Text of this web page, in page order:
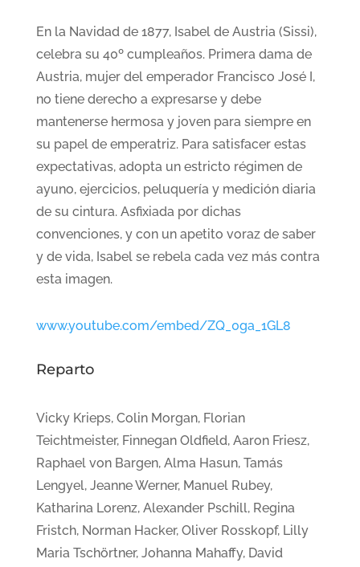
En la Navidad de 1877, Isabel de Austria (Sissi),
celebra su 40º cumpleaños. Primera dama de
Austria, mujer del emperador Francisco José I,
no tiene derecho a expresarse y debe
mantenerse hermosa y joven para siempre en
su papel de emperatriz. Para satisfacer estas
expectativas, adopta un estricto régimen de
ayuno, ejercicios, peluquería y medición diaria
de su cintura. Asfixiada por dichas
convenciones, y con un apetito voraz de saber
y de vida, Isabel se rebela cada vez más contra
esta imagen.
www.youtube.com/embed/ZQ_0ga_1GL8
Reparto
Vicky Krieps, Colin Morgan, Florian
Teichtmeister, Finnegan Oldfield, Aaron Friesz,
Raphael von Bargen, Alma Hasun, Tamás
Lengyel, Jeanne Werner, Manuel Rubey,
Katharina Lorenz, Alexander Pschill, Regina
Fristch, Norman Hacker, Oliver Rosskopf, Lilly
Maria Tschörtner, Johanna Mahaffy, David